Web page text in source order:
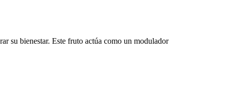
su bienestar. Este fruto actúa como un modulador